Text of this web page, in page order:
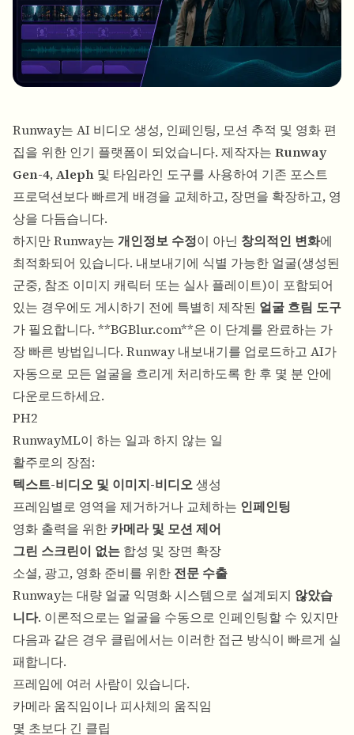
Runway는 AI 비디오 생성, 인페인팅, 모션 추적 및 영화 편
집을 위한 인기 플랫폼이 되었습니다. 제작자는 Runway
Gen-4,Aleph 및 타임라인 도구를 사용하여 기존 포스트
프로덕션보다 빠르게 배경을 교체하고, 장면을 확장하고, 영
상을 다듬습니다.
하지만 Runway는 개인정보 수정이 아닌 창의적인 변화에
최적화되어 있습니다. 내보내기에 식별 가능한 얼굴(생성된
군중, 참조 이미지 캐릭터 또는 실사 플레이트)이 포함되어
있는 경우에도 게시하기 전에 특별히 제작된 얼굴 흐림 도구
가 필요합니다. **BGBlur.com**은 이 단계를 완료하는 가
장 빠른 방법입니다. Runway 내보내기를 업로드하고 AI가
자동으로 모든 얼굴을 흐리게 처리하도록 한 후 몇 분 안에
다운로드하세요.
PH2
RunwayML이 하는 일과 하지 않는 일
활주로의 장점:
텍스트-비디오 및 이미지-비디오생성
프레임별로 영역을 제거하거나 교체하는 인페인팅
영화 출력을 위한 카메라 및 모션 제어
그린 스크린이 없는 합성 및 장면 확장
소셜, 광고, 영화 준비를 위한 전문 수출
Runway는 대량 얼굴 익명화 시스템으로 설계되지 않았습
니다. 이론적으로는 얼굴을 수동으로 인페인팅할 수 있지만
다음과 같은 경우 클립에서는 이러한 접근 방식이 빠르게 실
패합니다.
프레임에 여러 사람이 있습니다.
카메라 움직임이나 피사체의 움직임
몇 초보다 긴 클립